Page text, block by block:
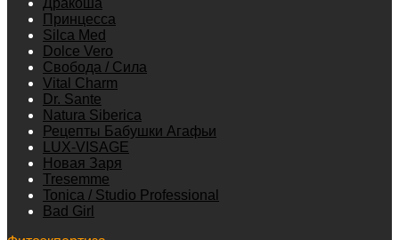
Принцесса
Silca Med
Dolce Vero
Свобода / Сила
Vital Charm
Dr. Sante
Natura Siberica
Рецепты Бабушки Агафьи
LUX-VISAGE
Новая Заря
Tresemme
Tonica / Studio Professional
Bad Girl